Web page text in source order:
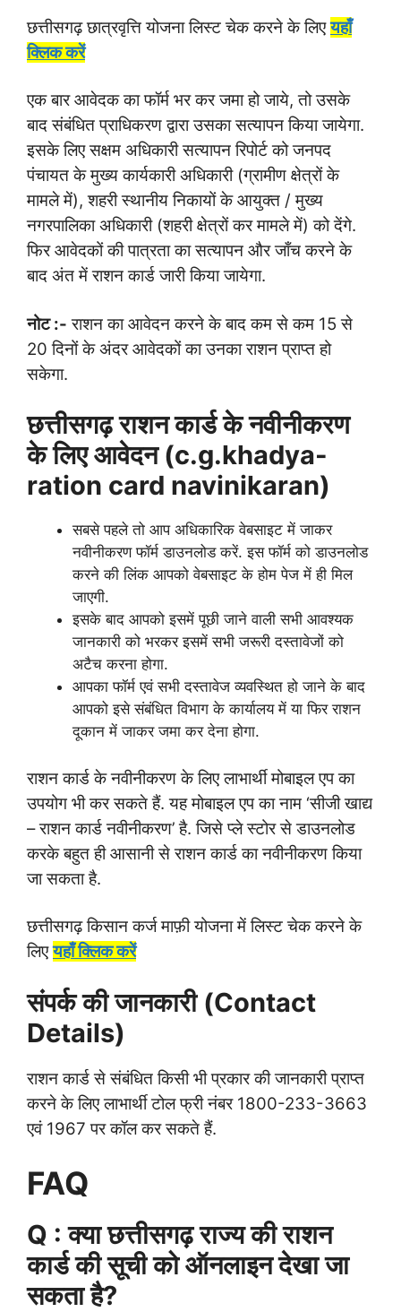
छत्तीसगढ़ छात्रवृत्ति योजना लिस्ट चेक करने के लिएयहाँ
क्लिक करें
एक बार आवेदक का फॉर्म भर कर जमा हो जाये, तो उसके
बाद संबंधित प्राधिकरण द्वारा उसका सत्यापन किया जायेगा.
इसके लिए सक्षम अधिकारी सत्यापन रिपोर्ट को जनपद
पंचायत के मुख्य कार्यकारी अधिकारी (ग्रामीण क्षेत्रों के
मामले में), शहरी स्थानीय निकायों के आयुक्त / मुख्य
नगरपालिका अधिकारी (शहरी क्षेत्रों कर मामले में) को देंगे.
फिर आवेदकों की पात्रता का सत्यापन और जाँच करने के
बाद अंत में राशन कार्ड जारी किया जायेगा.
नोट :- राशन का आवेदन करने के बाद कम से कम 15 से
20 दिनों के अंदर आवेदकों का उनका राशन प्राप्त हो
सकेगा.
छत्तीसगढ़ राशन कार्ड के नवीनीकरण
के लिए आवेदन (c.g.khadya-
ration card navinikaran)
सबसे पहले तो आप अधिकारिक वेबसाइट में जाकर
नवीनीकरण फॉर्म डाउनलोड करें. इस फॉर्म को डाउनलोड
करने की लिंक आपको वेबसाइट के होम पेज में ही मिल
जाएगी.
इसके बाद आपको इसमें पूछी जाने वाली सभी आवश्यक
जानकारी को भरकर इसमें सभी जरूरी दस्तावेजों को
अटैच करना होगा.
आपका फॉर्म एवं सभी दस्तावेज व्यवस्थित हो जाने के बाद
आपको इसे संबंधित विभाग के कार्यालय में या फिर राशन
दूकान में जाकर जमा कर देना होगा.
राशन कार्ड के नवीनीकरण के लिए लाभार्थी मोबाइल एप का
उपयोग भी कर सकते हैं. यह मोबाइल एप का नाम ‘सीजी खाद्य
– राशन कार्ड नवीनीकरण’ है. जिसे प्ले स्टोर से डाउनलोड
करके बहुत ही आसानी से राशन कार्ड का नवीनीकरण किया
जा सकता है.
छत्तीसगढ़ किसान कर्ज माफ़ी योजना में लिस्ट चेक करने के
लिएयहाँ क्लिक करें
संपर्क की जानकारी (Contact
Details)
राशन कार्ड से संबंधित किसी भी प्रकार की जानकारी प्राप्त
करने के लिए लाभार्थी टोल फ्री नंबर 1800-233-3663
एवं 1967 पर कॉल कर सकते हैं.
FAQ
Q : क्या छत्तीसगढ़ राज्य की राशन
कार्ड की सूची को ऑनलाइन देखा जा
सकता है?